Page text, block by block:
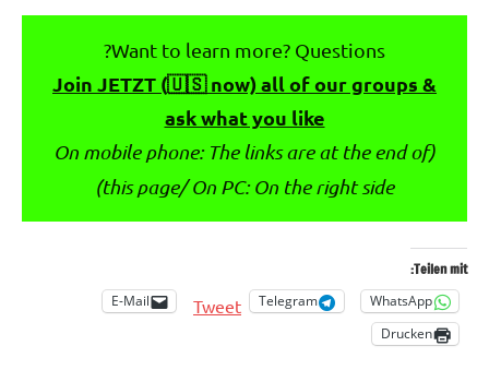
Want to learn more? Questions?
Join JETZT (🇺🇸 now) all of our groups &
ask what you like
(On mobile phone: The links are at the end of
this page/ On PC: On the right side)
Teilen mit:
WhatsApp
Telegram
Tweet
E-Mail
Drucken